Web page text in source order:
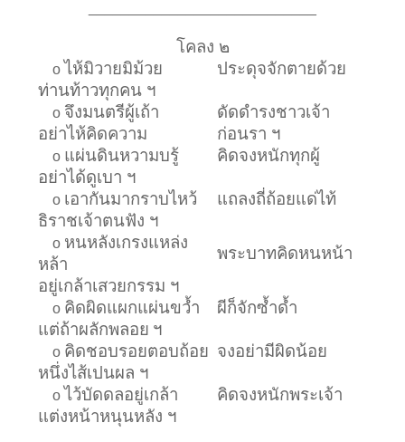
โคลง ๒
o ไห้มิวายมิม้วย
ประดุจจักตายด้วย
ท่านท้าวทุกคน ฯ
o จึงมนตรีผู้เถ้า
ดัดดำรงชาวเจ้า
อย่าไห้คิดความ
ก่อนรา ฯ
o แผ่นดินหวามบรู้
คิดจงหนักทุกผู้
อย่าได้ดูเบา ฯ
o เอากันมากราบไหว้
แถลงถี่ถ้อยแด่ไท้
ธิราชเจ้าตนฟัง ฯ
o หนหลังเกรงแหล่ง
หล้า
พระบาทคิดหนหน้า
อยู่เกล้าเสวยกรรม ฯ
o คิดผิดแผกแผ่นขว้ำ
ผีก็จักซ้ำด้ำ
แต่ถ้าผลักพลอย ฯ
o คิดชอบรอยตอบถ้อย จงอย่ามีผิดน้อย
หนึ่งไส้เปนผล ฯ
o ไว้บัดดลอยู่เกล้า
คิดจงหนักพระเจ้า
แต่งหน้าหนุนหลัง ฯ